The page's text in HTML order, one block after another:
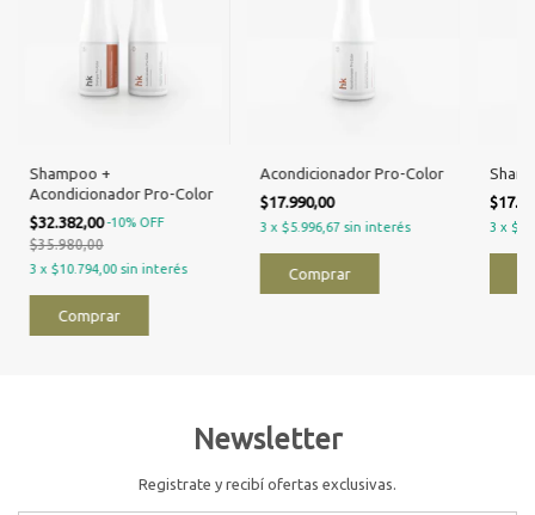
Shampoo +
Acondicionador Pro-Color
$32.382,00-10% OFF
$35.980,00
3 x $10.794,00 sin interés
Acondicionador Pro-Color
$17.990,00
3 x $5.996,67 sin interés 3 x
Newsletter
Registrate y recibí ofertas exclusivas.